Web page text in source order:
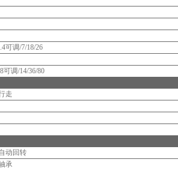
可调/7/18/26
可调/14/36/80
走
动回转
承